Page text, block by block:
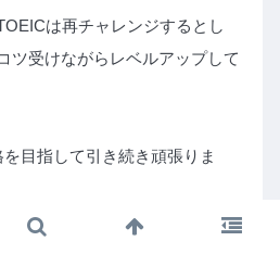
は再チャレンジするとし
ツ受けながらレベルアップして
目指して引き続き頑張りま